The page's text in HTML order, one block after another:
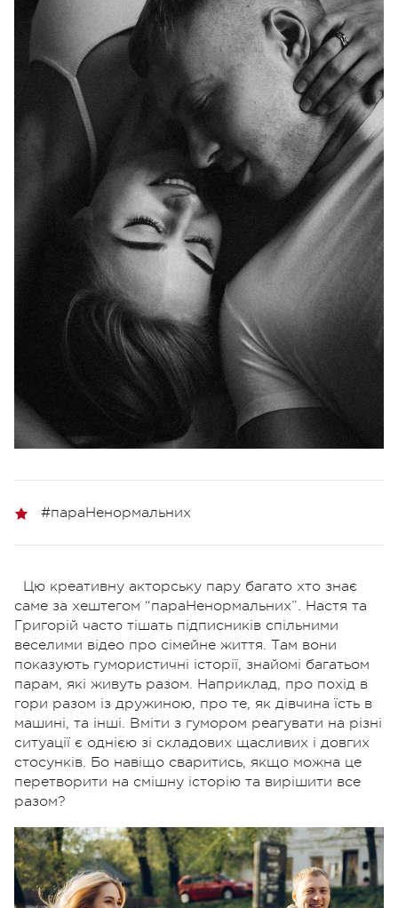
#параНенормальних
Цю креативну акторську пару багато хто знає
саме за хештегом “параНенормальних”. Настя та
Григорій часто тішать підписників спільними
веселими відео про сімейне життя. Там вони
показують гумористичні історії, знайомі багатьом
парам, які живуть разом. Наприклад, про похід в
гори разом із дружиною, про те, як дівчина їсть в
машині, та інші. Вміти з гумором реагувати на різні
ситуації є однією зі складових щасливих і довгих
стосунків. Бо навіщо сваритись, якщо можна це
перетворити на смішну історію та вирішити все
разом?